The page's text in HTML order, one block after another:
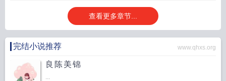
查看更多章节...
完结小说推荐 www.qhxs.org
良陈美锦
...